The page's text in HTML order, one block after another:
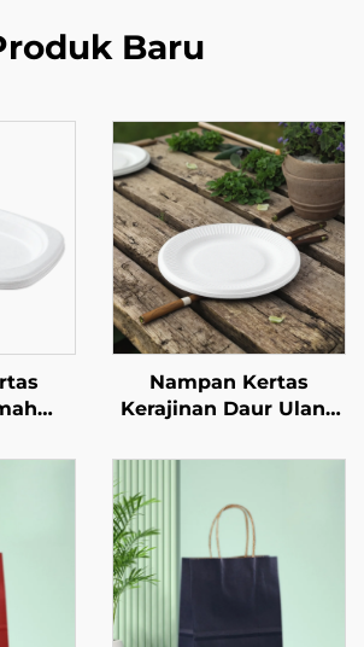
Baru
Nampan Kertas
Kerajinan Daur Ulang
Camilan, Sushi, Pizza,
Roti, Permen, Cokelat,
dan Hamburger -
untuk Catering dan
Kerajinan